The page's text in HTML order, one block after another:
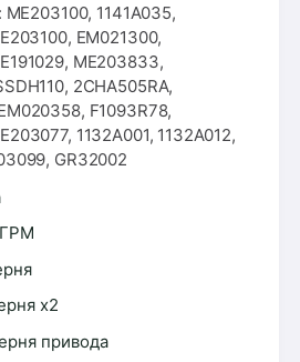
ME203100, 1141A035,
EM021300,
ME203833,
2CHA505RA,
F1093R78,
1132A001, 1132A012,
GR32002
x2
привода